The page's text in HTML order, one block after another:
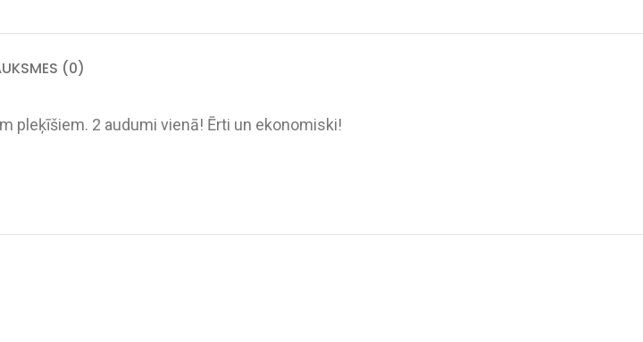
(0)
pleķīšiem. 2 audumi vienā! Ērti un ekonomiski!